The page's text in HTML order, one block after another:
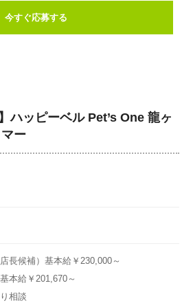
今すぐ応募する
ハッピーベル Pet’s One 龍ヶ
ー
長候補）基本給￥230,000～
本給￥201,670～
相談